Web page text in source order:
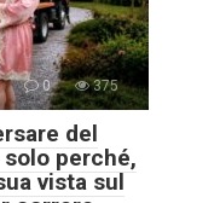
0 375
del
perché,
vista sul